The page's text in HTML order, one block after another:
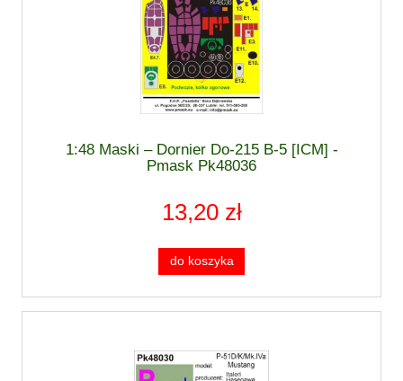
1:48 Maski – Dornier Do-215 B-5 [ICM] -
Pmask Pk48036
13,20 zł
do koszyka